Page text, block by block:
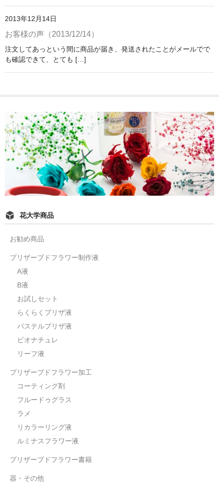
2013年12月14日
お客様の声（2013/12/14）
注文してあっという間に商品が届き、発送されたことがメールでで
も確認できて、とても […]
花大学商品
お勧め商品
プリザーブドフラワー制作液
A液
B液
お試しセット
らくらくプリザ液
パステルプリザ液
ビオナチュレ
リーフ液
プリザーブドフラワー加工
コーティング剤
フルードゥグラス
ラメ
リカラーリング液
ルミナスフラワー液
プリザーブドフラワー書籍
器・その他